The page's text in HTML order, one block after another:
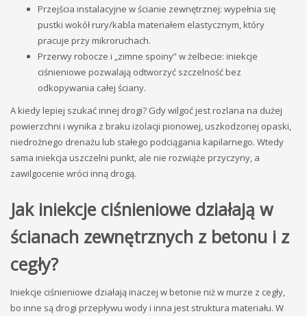
Przejścia instalacyjne w ścianie zewnętrznej: wypełnia się
pustki wokół rury/kabla materiałem elastycznym, który
pracuje przy mikroruchach.
Przerwy robocze i „zimne spoiny” w żelbecie: iniekcje
ciśnieniowe pozwalają odtworzyć szczelność bez
odkopywania całej ściany.
A kiedy lepiej szukać innej drogi? Gdy wilgoć jest rozlana na dużej
powierzchni i wynika z braku izolacji pionowej, uszkodzonej opaski,
niedrożnego drenażu lub stałego podciągania kapilarnego. Wtedy
sama iniekcja uszczelni punkt, ale nie rozwiąże przyczyny, a
zawilgocenie wróci inną drogą.
Jak iniekcje ciśnieniowe działają w
ścianach zewnętrznych z betonu i z
cegły?
Iniekcje ciśnieniowe działają inaczej w betonie niż w murze z cegły,
bo inne są drogi przepływu wody i inna jest struktura materiału. W